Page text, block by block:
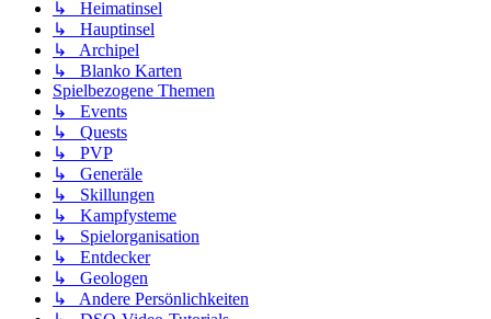
↳ Heimatinsel
↳ Hauptinsel
↳ Archipel
↳ Blanko Karten
Spielbezogene Themen
↳ Events
↳ Quests
↳ PVP
↳ Generäle
↳ Skillungen
↳ Kampfysteme
↳ Spielorganisation
↳ Entdecker
↳ Geologen
↳ Andere Persönlichkeiten